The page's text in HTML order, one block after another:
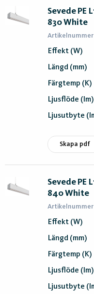
Sevede PE
830 White
Effekt (W)
Längd (mm)
Färgtemp (K)
Ljusflöde (lm)
Ljusutbyte
Skapa pdf
Sevede PE
840 White
Effekt (W)
Längd (mm)
Färgtemp (K)
Ljusflöde (lm)
Ljusutbyte